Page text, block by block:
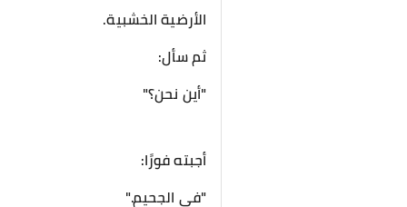
الأرضية الخشبية.
ثم سأل:
"أين نحن؟"
أجبته فورًا:
"في الجحيم."